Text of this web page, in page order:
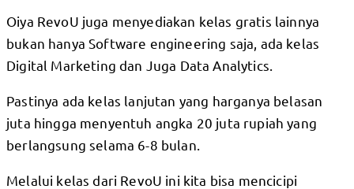
Oiya RevoU juga menyediakan kelas gratis lainnya
bukan hanya Software engineering saja, ada kelas
Digital Marketing dan Juga Data Analytics.
Pastinya ada kelas lanjutan yang harganya belasan
juta hingga menyentuh angka 20 juta rupiah yang
berlangsung selama 6-8 bulan.
Melalui kelas dari RevoU ini kita bisa mencicipi